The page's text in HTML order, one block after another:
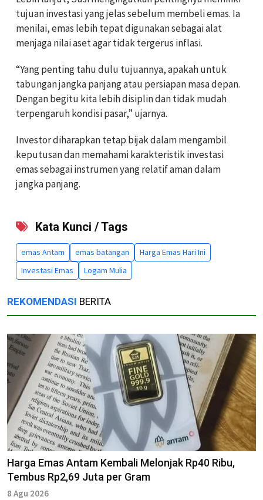
tujuan investasi yang jelas sebelum membeli emas. Ia
menilai, emas lebih tepat digunakan sebagai alat
menjaga nilai aset agar tidak tergerus inflasi.
“Yang penting tahu dulu tujuannya, apakah untuk
tabungan jangka panjang atau persiapan masa depan.
Dengan begitu kita lebih disiplin dan tidak mudah
terpengaruh kondisi pasar,” ujarnya.
Investor diharapkan tetap bijak dalam mengambil
keputusan dan memahami karakteristik investasi
emas sebagai instrumen yang relatif aman dalam
jangka panjang.
Kata Kunci / Tags
emas Antam emas batangan
Harga Emas Hari Ini
Investasi Emas
Logam Mulia
REKOMENDASI BERITA
Harga Emas Antam Kembali Melonjak Rp40 Ribu,
Tembus Rp2,69 Juta per Gram
8 Agu 2026